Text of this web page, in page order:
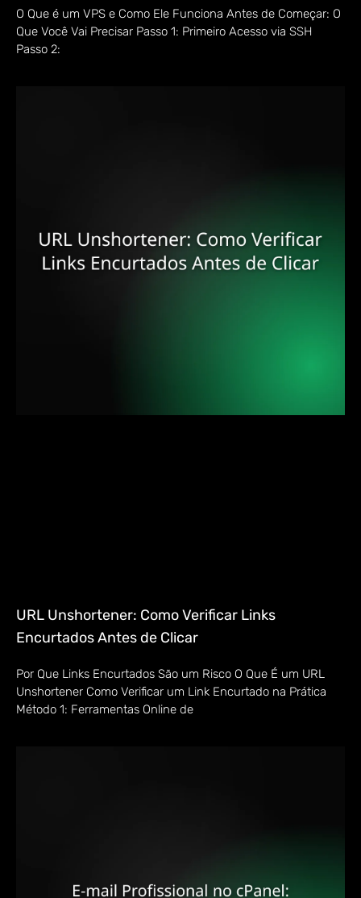
O Que é um VPS e Como Ele Funciona Antes de Começar: O
Que Você Vai Precisar Passo 1: Primeiro Acesso via SSH
Passo 2:
URL Unshortener: Como Verificar Links
Encurtados Antes de Clicar
Por Que Links Encurtados São um Risco O Que É um URL
Unshortener Como Verificar um Link Encurtado na Prática
Método 1: Ferramentas Online de